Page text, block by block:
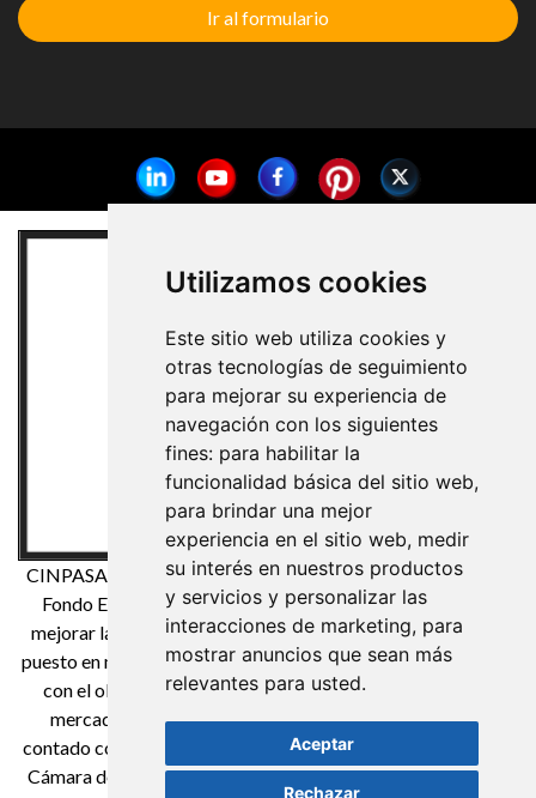
Utilizamos cookies
Este sitio web utiliza cookies y
otras tecnologías de seguimiento
para mejorar su experiencia de
navegación con los siguientes
fines: para habilitar la
funcionalidad básica del sitio web,
para brindar una mejor
experiencia en el sitio web, medir
su interés en nuestros productos
y servicios y personalizar las
interacciones de marketing, para
mostrar anuncios que sean más
relevantes para usted.
Aceptar
Rechazar
Ir al formulario
CINPASA Cintas y Pasamanería S.A. ha sido beneficiaria del
Fondo Europeo de Desarrollo Regional cuyo objetivo es
mejorar la competitividad de las Pymes y gracias al cual ha
puesto en marcha un Plan de Marketing Digital Internacional
con el objetivo de mejorar su posicionamiento online en
mercados exteriores durante el año 2021. Para ello ha
contado con el apoyo del Programa XPANDE DIGITAL de la
Cámara de Comercio de Reus. Una manera de hacer Europa